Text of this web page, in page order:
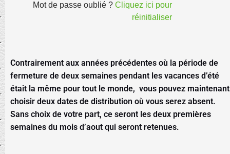
Mot de passe oublié ? Cliquez ici pour
réinitialiser
Contrairement aux années précédentes où la période de
fermeture de deux semaines pendant les vacances d’été
était la même pour tout le monde, vous pouvez maintenant
choisir deux dates de distribution où vous serez absent.
Sans choix de votre part, ce seront les deux premières
semaines du mois d’aout qui seront retenues.